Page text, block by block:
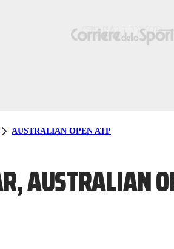
AUSTRALIAN OPEN ATP
AUSTRALIAN